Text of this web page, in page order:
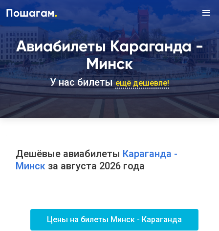
Пошагам.
Авиабилеты Караганда -
Минск
У нас билетыещё дешевле!
Дешёвые авиабилеты Караганда -
Минск за августа 2026 года
Цены на билеты Минск - Караганда